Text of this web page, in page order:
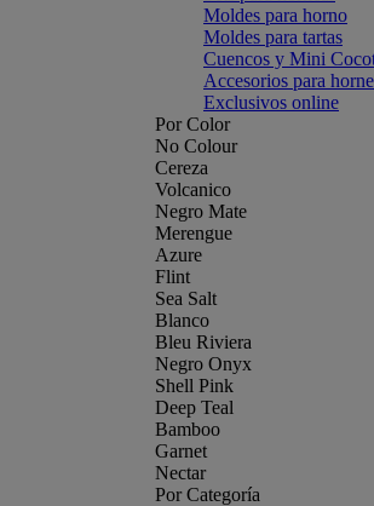
Moldes para horno
Moldes para tartas
Cuencos y Mini
Accesorios para
Exclusivos online
Por Color
No Colour
Cereza
Volcanico
Negro Mate
Merengue
Azure
Flint
Sea Salt
Blanco
Bleu Riviera
Negro Onyx
Shell Pink
Deep Teal
Bamboo
Garnet
Nectar
Por Categoría